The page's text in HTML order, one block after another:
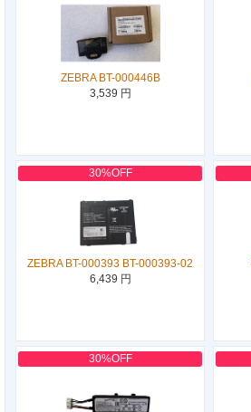
ZEBRA BT-000446B
3,539 円
30%OFF
ZEBRA BT-000393 BT-000393-02
6,439 円
30%OFF